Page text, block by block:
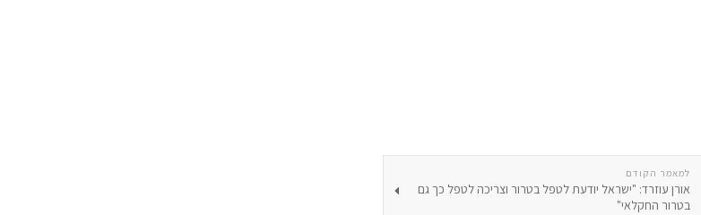
למאמר הקודם
אורן עוזרד: "ישראל יודעת לטפל בטרור וצריכה לטפל כך גם
בטרור החקלאי"